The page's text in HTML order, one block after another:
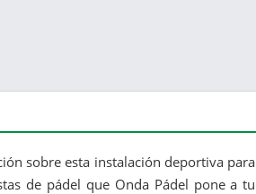
sobre esta instalación deportiva para
de pádel que Onda Pádel pone a tu